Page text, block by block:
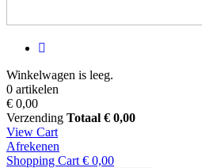
Winkelwagen is leeg.
0 artikelen
€ 0,00
Verzending Totaal € 0,00
View Cart
Afrekenen
Shopping Cart € 0,00